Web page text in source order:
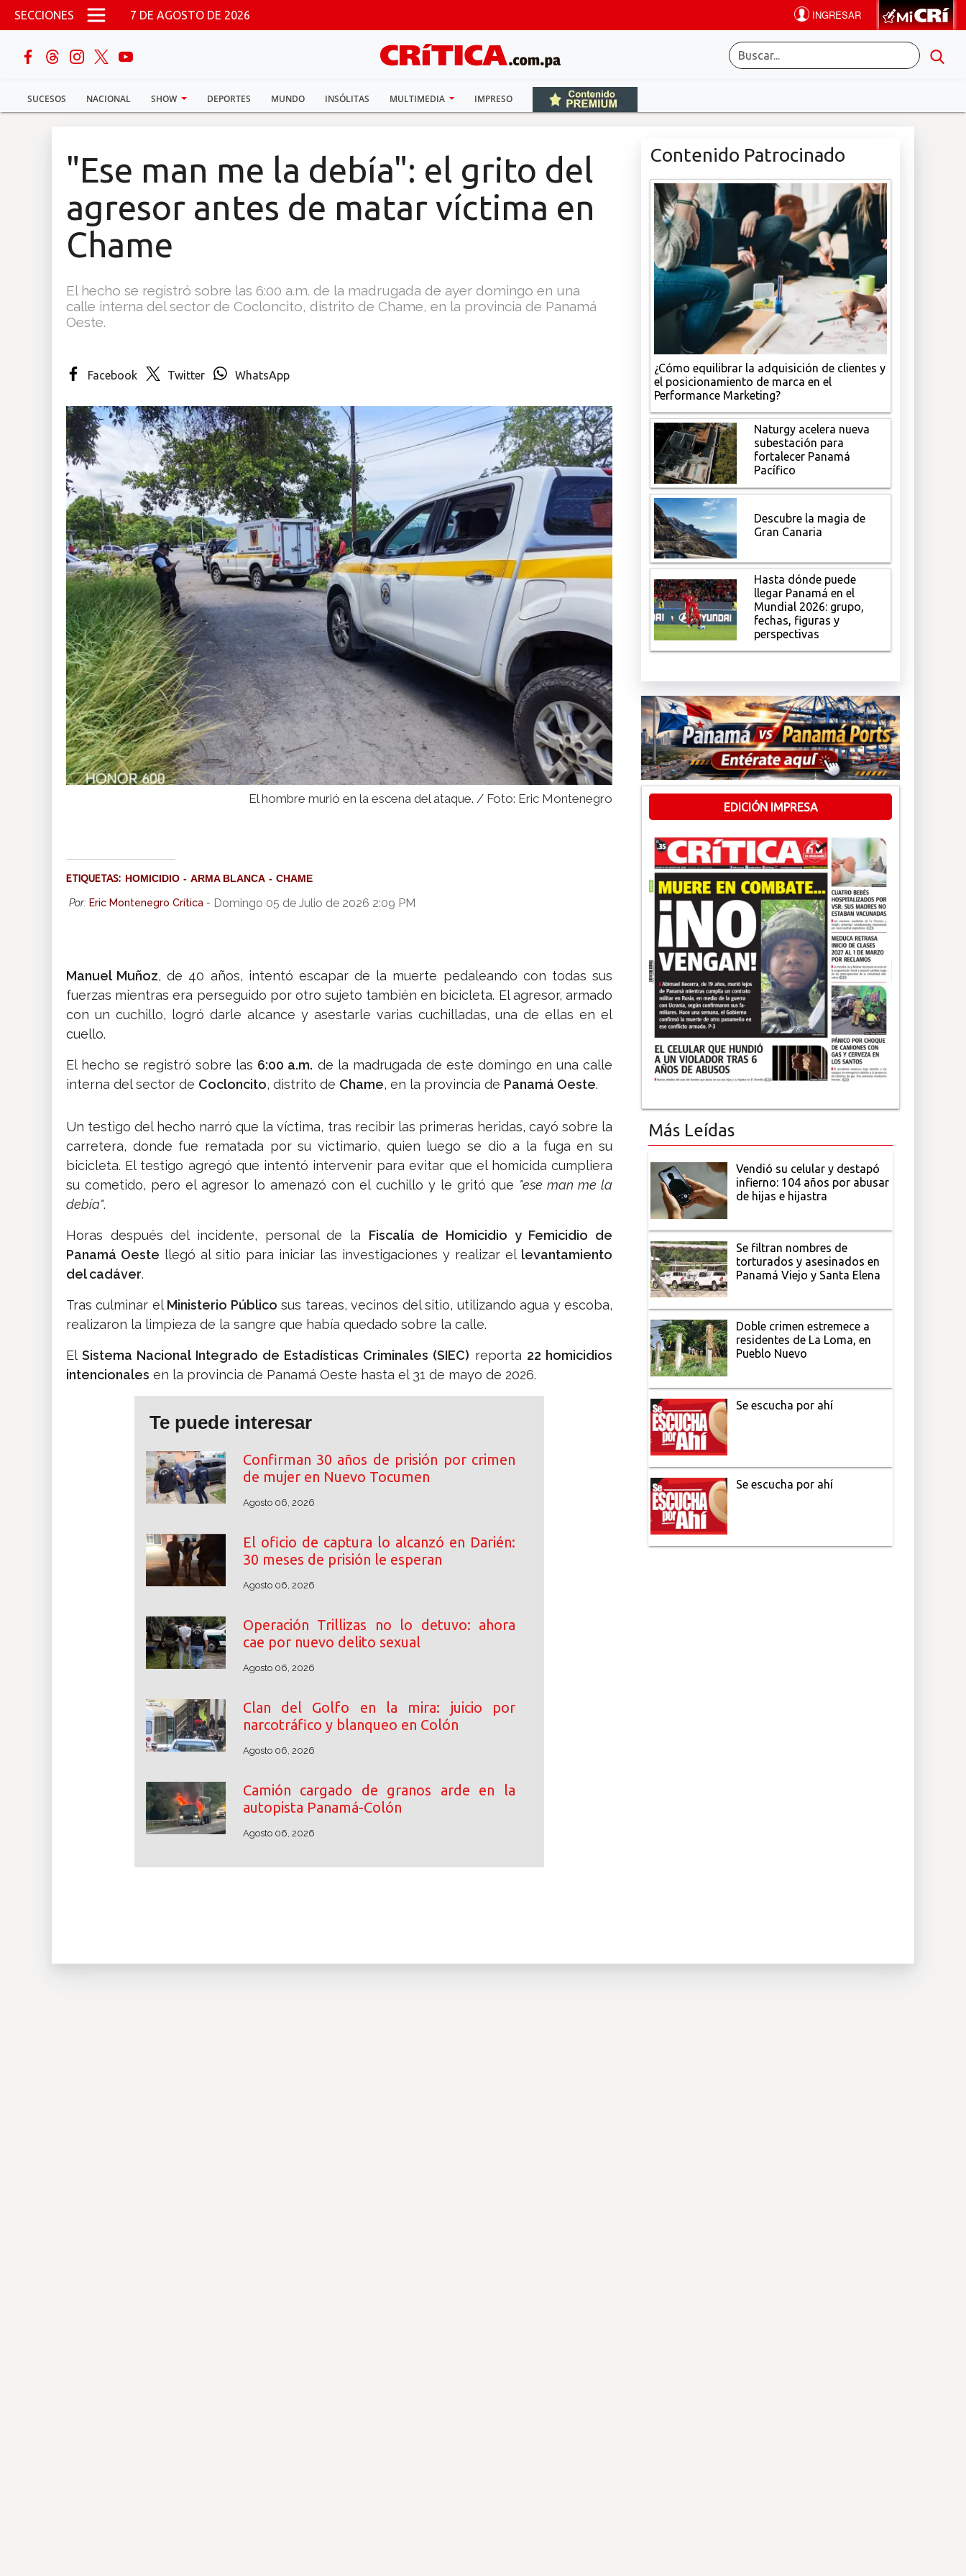
Pasar al contenido principal
SECCIONES 7 DE AGOSTO DE 2026
SUCESOS NACIONAL SHOW DEPORTES MUNDO INSÓLITAS MULTIMEDIA IMPRESO
buscar
Sucesos
"Ese man me la debía": el grito del
agresor antes de matar víctima en
Chame
El hecho se registró sobre las 6:00 a.m. de la madrugada de ayer domingo en una
calle interna del sector de Cocloncito, distrito de Chame, en la provincia de Panamá
Oeste.
Facebook Twitter WhatsApp
El hombre murió en la escena del ataque. / Foto: Eric Montenegro
ETIQUETAS: HOMICIDIO ARMA BLANCA CHAME
Por: Eric Montenegro Crítica - Domingo 05 de Julio de 2026 2:09 PM
Manuel Muñoz, de 40 años, intentó escapar de la muerte pedaleando con todas sus
fuerzas mientras era perseguido por otro sujeto también en bicicleta. El agresor, armado
con un cuchillo, logró darle alcance y asestarle varias cuchilladas, una de ellas en el
cuello.
El hecho se registró sobre las 6:00 a.m. de la madrugada de este domingo en una calle
interna del sector de Cocloncito, distrito de Chame, en la provincia de Panamá Oeste.
Un testigo del hecho narró que la víctima, tras recibir las primeras heridas, cayó sobre la
carretera, donde fue rematada por su victimario, quien luego se dio a la fuga en su
bicicleta. El testigo agregó que intentó intervenir para evitar que el homicida cumpliera
su cometido, pero el agresor lo amenazó con el cuchillo y le gritó que "ese man me la
debía".
Horas después del incidente, personal de la Fiscalía de Homicidio y Femicidio de
Panamá Oeste llegó al sitio para iniciar las investigaciones y realizar el levantamiento
del cadáver.
Tras culminar elMinisterio Público sus tareas, vecinos del sitio, utilizando agua y escoba,
realizaron la limpieza de la sangre que había quedado sobre la calle.
ElSistema Nacional Integrado de Estadísticas Criminales (SIEC) reporta 22 homicidios
intencionales en la provincia de Panamá Oeste hasta el 31 de mayo de 2026.
Te puede interesar
Confirman 30 años de prisión por crimen
de mujer en Nuevo Tocumen
Agosto 06, 2026
El oficio de captura lo alcanzó en Darién:
30 meses de prisión le esperan
Agosto 06, 2026
Operación Trillizas no lo detuvo: ahora
cae por nuevo delito sexual
Agosto 06, 2026
Clan del Golfo en la mira: juicio por
narcotráfico y blanqueo en Colón
Agosto 06, 2026
Camión cargado de granos arde en la
autopista Panamá-Colón
Agosto 06, 2026
Contenido Patrocinado
¿Cómo equilibrar la adquisición de clientes y
el posicionamiento de marca en el
Performance Marketing?
Naturgy acelera nueva
subestación para
fortalecer Panamá
Pacífico
Descubre la magia de
Gran Canaria
Hasta dónde puede
llegar Panamá en el
Mundial 2026: grupo,
fechas, figuras y
perspectivas
EDICIÓN IMPRESA
Más Leídas
Vendió su celular y destapó
infierno: 104 años por abusar
de hijas e hijastra
Se filtran nombres de
torturados y asesinados en
Panamá Viejo y Santa Elena
Doble crimen estremece a
residentes de La Loma, en
Pueblo Nuevo
Se escucha por ahí
Se escucha por ahí